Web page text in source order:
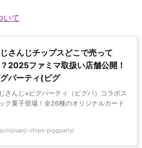
いて
さんじチップスどこで売って
2025ファミマ取扱い店舗公開！
パーティ(ピグ
さんじ×ピグパーティ（ピグパ）コラボス
ク菓子登場！全26種のオリジナルカード
nijisanji-chips-piggparty/